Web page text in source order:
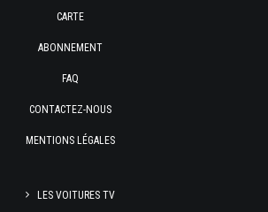
CARTE
ABONNEMENT
FAQ
CONTACTEZ-NOUS
MENTIONS LÉGALES
LES VOITURES TV